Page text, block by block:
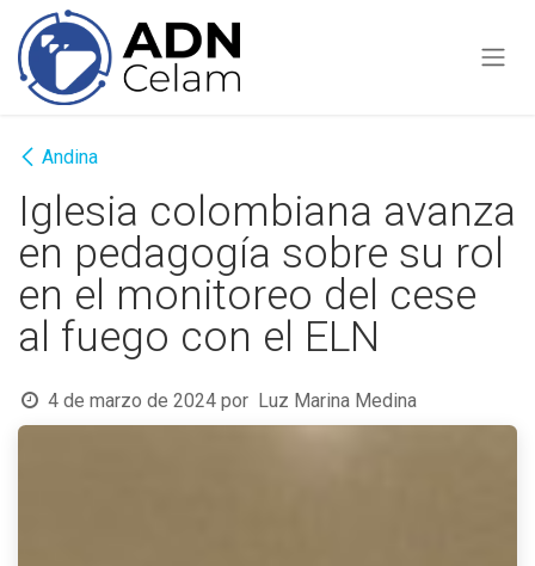
Ir al contenido
Andina
Iglesia colombiana avanza
en pedagogía sobre su rol
en el monitoreo del cese
al fuego con el ELN
4 de marzo de 2024 por Luz Marina Medina